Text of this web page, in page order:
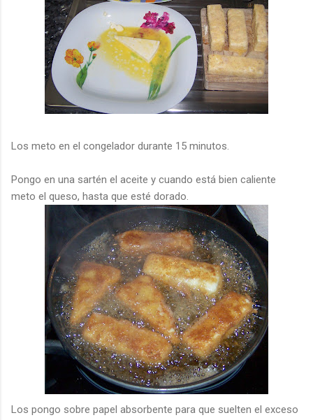
Los meto en el congelador durante 15 minutos.
Pongo en una sartén el aceite y cuando está bien caliente
meto el queso, hasta que esté dorado.
Los pongo sobre papel absorbente para que suelten el exceso